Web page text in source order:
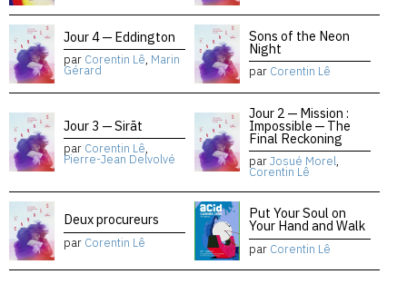
Jour 4 — Eddington
par Corentin Lê, Marin
Gérard
Sons of the Neon
Night
par Corentin Lê
Jour 3 — Sirāt
par Corentin Lê,
Pierre-Jean Delvolvé
Jour 2 — Mission :
Impossible — The
Final Reckoning
parJosué Morel,
Corentin Lê
Deux procureurs
par Corentin Lê
Put Your Soul on
Your Hand and Walk
par Corentin Lê